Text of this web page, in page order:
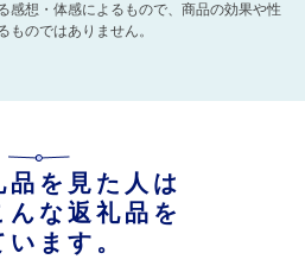
想・体感によるもので、商品の効果や性
ものではありません。
品を見た人は
んな返礼品を
います。